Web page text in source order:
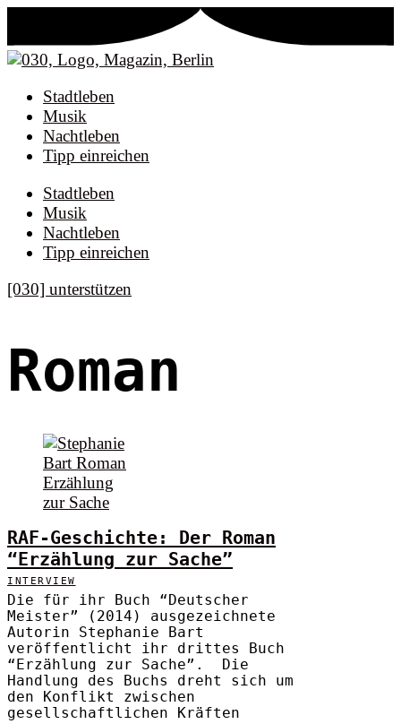
Stadtleben
Musik
Nachtleben
Tipp einreichen
Stadtleben
Musik
Nachtleben
Tipp einreichen
[030] unterstützen
Roman
RAF-Geschichte: Der Roman
“Erzählung zur Sache”
INTERVIEW
Die für ihr Buch “Deutscher
Meister” (2014) ausgezeichnete
Autorin Stephanie Bart
veröffentlicht ihr drittes Buch
“Erzählung zur Sache”. Die
Handlung des Buchs dreht sich um
den Konflikt zwischen
gesellschaftlichen Kräften